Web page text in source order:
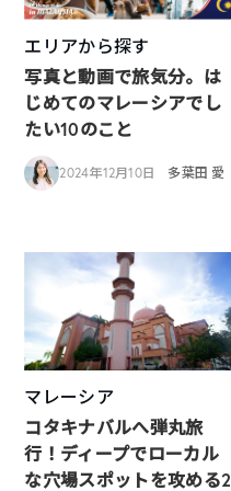
エリアから探す
写真と動画で旅気分。は
じめてのマレーシアでし
たい10のこと
2024年12月10日 多葉田 愛
マレーシア
コタキナバルへ弾丸旅
行！ディープでローカル
な穴場スポットを攻める2